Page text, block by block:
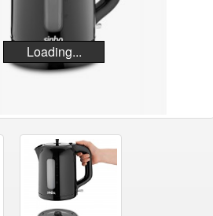
Loading...